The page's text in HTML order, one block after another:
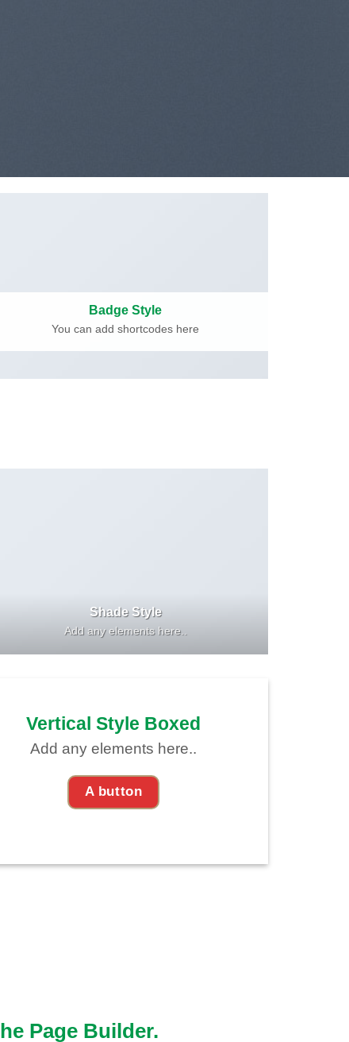
Badge Style
You can add shortcodes here
Shade Style
Add any elements here..
Vertical Style Boxed
Add any elements here..
A button
Page Builder.